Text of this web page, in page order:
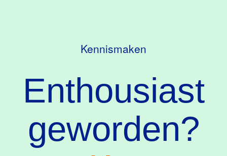
Kennismaken
Enthousiast
geworden?